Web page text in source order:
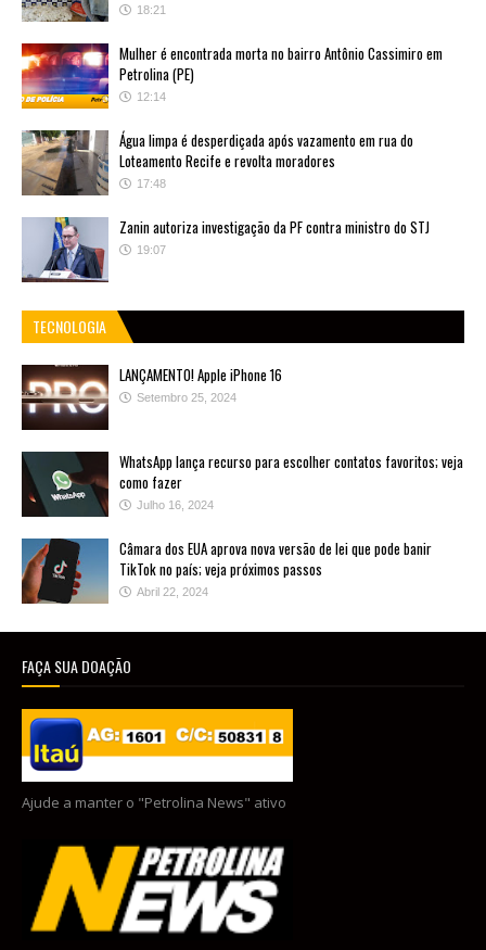
18:21
Mulher é encontrada morta no bairro Antônio Cassimiro em
Petrolina (PE)
12:14
Água limpa é desperdiçada após vazamento em rua do
Loteamento Recife e revolta moradores
17:48
Zanin autoriza investigação da PF contra ministro do STJ
19:07
TECNOLOGIA
LANÇAMENTO! Apple iPhone 16
Setembro 25, 2024
WhatsApp lança recurso para escolher contatos favoritos; veja
como fazer
Julho 16, 2024
Câmara dos EUA aprova nova versão de lei que pode banir
TikTok no país; veja próximos passos
Abril 22, 2024
FAÇA SUA DOAÇÃO
Ajude a manter o "Petrolina News" ativo